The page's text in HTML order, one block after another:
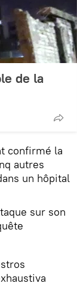
de la
confirmé la
autres
un hôpital
sur son